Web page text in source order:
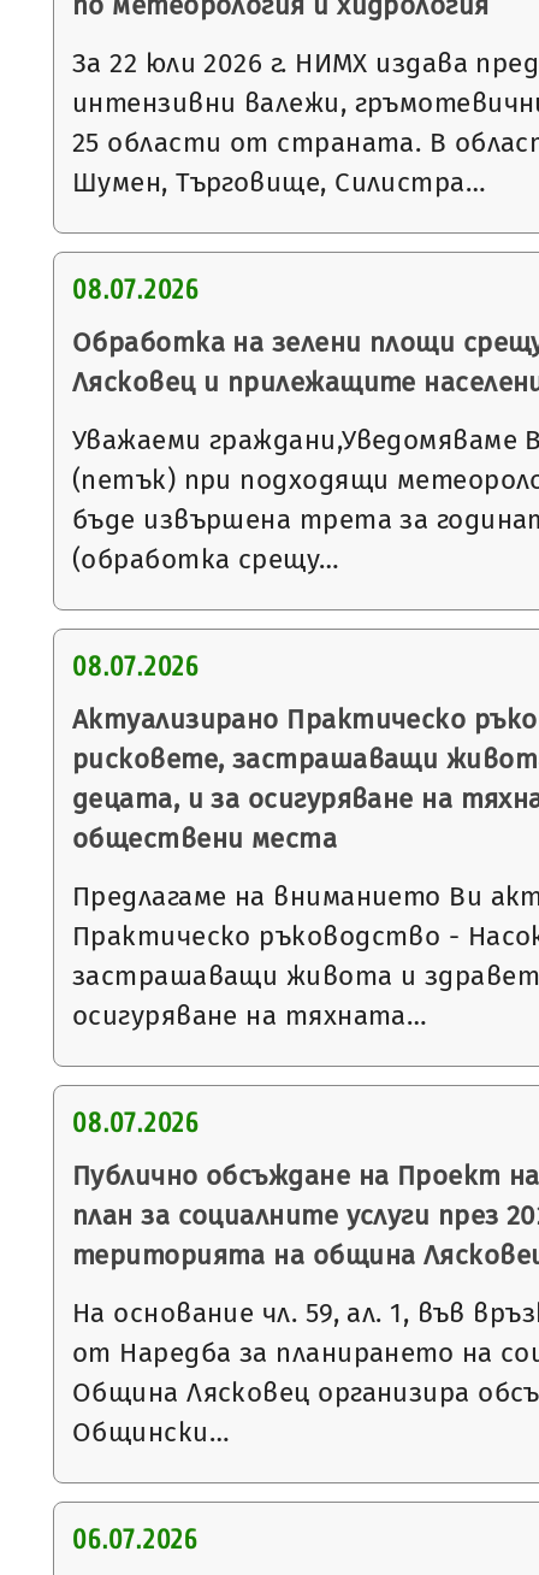
За 22 юли 2026 г. НИМХ издава
интензивни валежи,
25 области от страната. В
Шумен, Търговище, Силистра…
08.07.2026
Обработка на зелени площи
Лясковец и прилежащите
Уважаеми граждани,Уведомяваме
(петък) при подходящи
бъде извършена трета за
(обработка срещу…
08.07.2026
Актуализирано Практическо
рисковете, застрашаващи
децата, и за осигуряване на
обществени места
Предлагаме на вниманието Ви
Практическо ръководство -
застрашаващи живота и
осигуряване на тяхната…
08.07.2026
Публично обсъждане на Проект
план за социалните услуги през
територията на община
На основание чл. 59, ал. 1, във
от Наредба за планирането на
Община Лясковец организира
Общински…
06.07.2026